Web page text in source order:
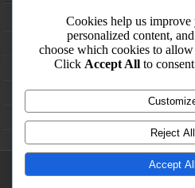
/:يوسف ابزاخ
Cookies help us
personalized content,
choose which cookies to
Click Accept All to
Reject All
Accept All